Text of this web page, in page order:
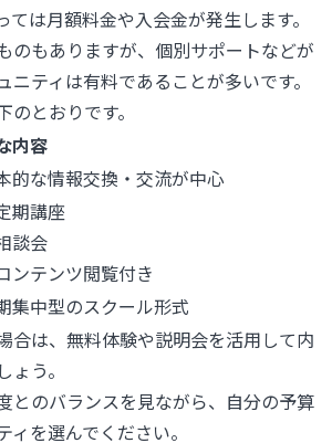
ては月額料金や入会金が発生します。
のもありますが、個別サポートなどが
ニティは有料であることが多いです。
とおりです。
内容
的な情報交換・交流が中心
期講座
談会
ンテンツ閲覧付き
集中型のスクール形式
合は、無料体験や説明会を活用して内
う。
とのバランスを見ながら、自分の予算
ィを選んでください。